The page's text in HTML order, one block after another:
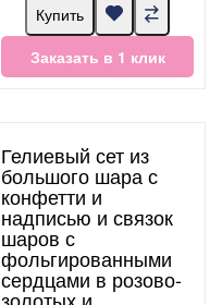
Купить
Заказать в 1 клик
Гелиевый сет из
большого шара с
конфетти и
надписью и связок
шаров с
фольгированными
сердцами в розово-